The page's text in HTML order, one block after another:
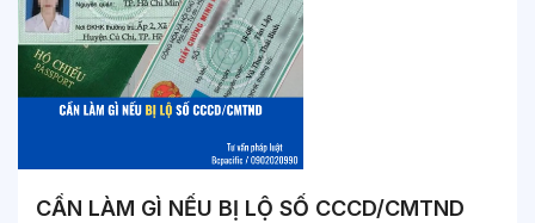
CẦN LÀM GÌ NẾU BỊ LỘ SỐ CCCD/CMTND